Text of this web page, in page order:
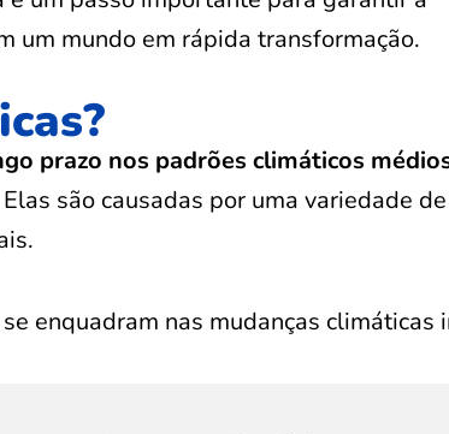
um mundo em rápida transformação.
prazo nos padrões climáticos
Elas são causadas por uma variedade de
enquadram nas mudanças climáticas